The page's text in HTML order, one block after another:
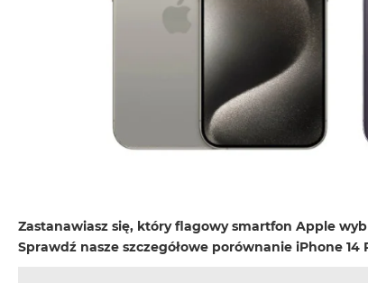
MacBook
Air
Zastanawiasz się, który flagowy smartfon Apple
Sprawdź nasze szczegółowe porównanie iPhone